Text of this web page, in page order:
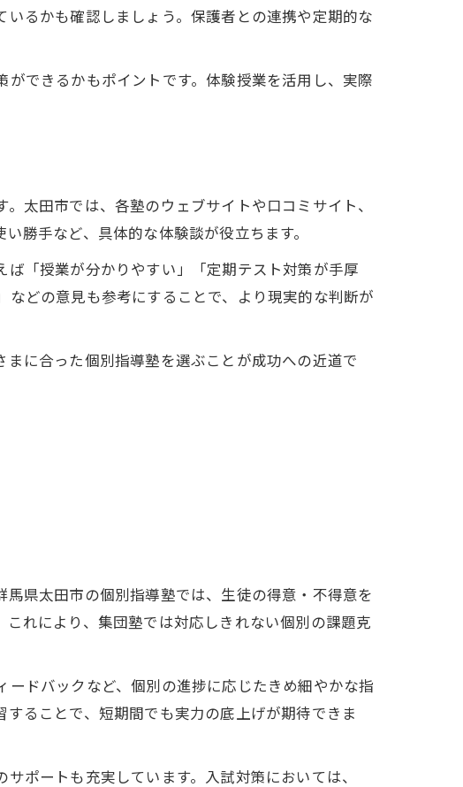
るかも確認しましょう。保護者との連携や定期的な
できるかもポイントです。体験授業を活用し、実際
太田市では、各塾のウェブサイトや口コミサイト、
勝手など、具体的な体験談が役立ちます。
「授業が分かりやすい」「定期テスト対策が手厚
どの意見も参考にすることで、より現実的な判断が
に合った個別指導塾を選ぶことが成功への近道で
県太田市の個別指導塾では、生徒の得意・不得意を
れにより、集団塾では対応しきれない個別の課題克
ドバックなど、個別の進捗に応じたきめ細やかな指
ることで、短期間でも実力の底上げが期待できま
ポートも充実しています。入試対策においては、